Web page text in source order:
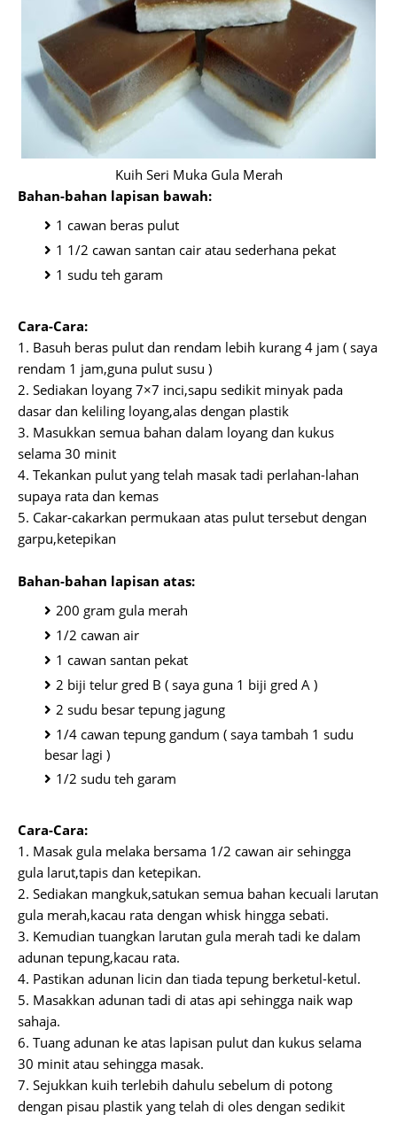
Kuih Seri Muka Gula Merah
Bahan-bahan lapisan bawah:
1 cawan beras pulut
1 1/2 cawan santan cair atau sederhana pekat
1 sudu teh garam
Cara-Cara:
1. Basuh beras pulut dan rendam lebih kurang 4 jam ( saya
rendam 1 jam,guna pulut susu )
2. Sediakan loyang 7×7 inci,sapu sedikit minyak pada
dasar dan keliling loyang,alas dengan plastik
3. Masukkan semua bahan dalam loyang dan kukus
selama 30 minit
4. Tekankan pulut yang telah masak tadi perlahan-lahan
supaya rata dan kemas
5. Cakar-cakarkan permukaan atas pulut tersebut dengan
garpu,ketepikan
Bahan-bahan lapisan atas:
200 gram gula merah
1/2 cawan air
1 cawan santan pekat
2 biji telur gred B ( saya guna 1 biji gred A )
2 sudu besar tepung jagung
1/4 cawan tepung gandum ( saya tambah 1 sudu
besar lagi )
1/2 sudu teh garam
Cara-Cara:
1. Masak gula melaka bersama 1/2 cawan air sehingga
gula larut,tapis dan ketepikan.
2. Sediakan mangkuk,satukan semua bahan kecuali larutan
gula merah,kacau rata dengan whisk hingga sebati.
3. Kemudian tuangkan larutan gula merah tadi ke dalam
adunan tepung,kacau rata.
4. Pastikan adunan licin dan tiada tepung berketul-ketul.
5. Masakkan adunan tadi di atas api sehingga naik wap
sahaja.
6. Tuang adunan ke atas lapisan pulut dan kukus selama
30 minit atau sehingga masak.
7. Sejukkan kuih terlebih dahulu sebelum di potong
dengan pisau plastik yang telah di oles dengan sedikit